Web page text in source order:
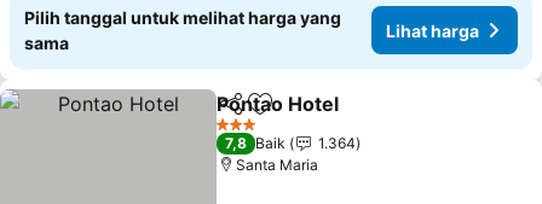
Pilih tanggal untuk melihat harga yang
sama
Lihat harga
BagikanTambahkan ke favorit
Pontao Hotel
3 Bintang
7,8 Baik
1.364
Santa Maria